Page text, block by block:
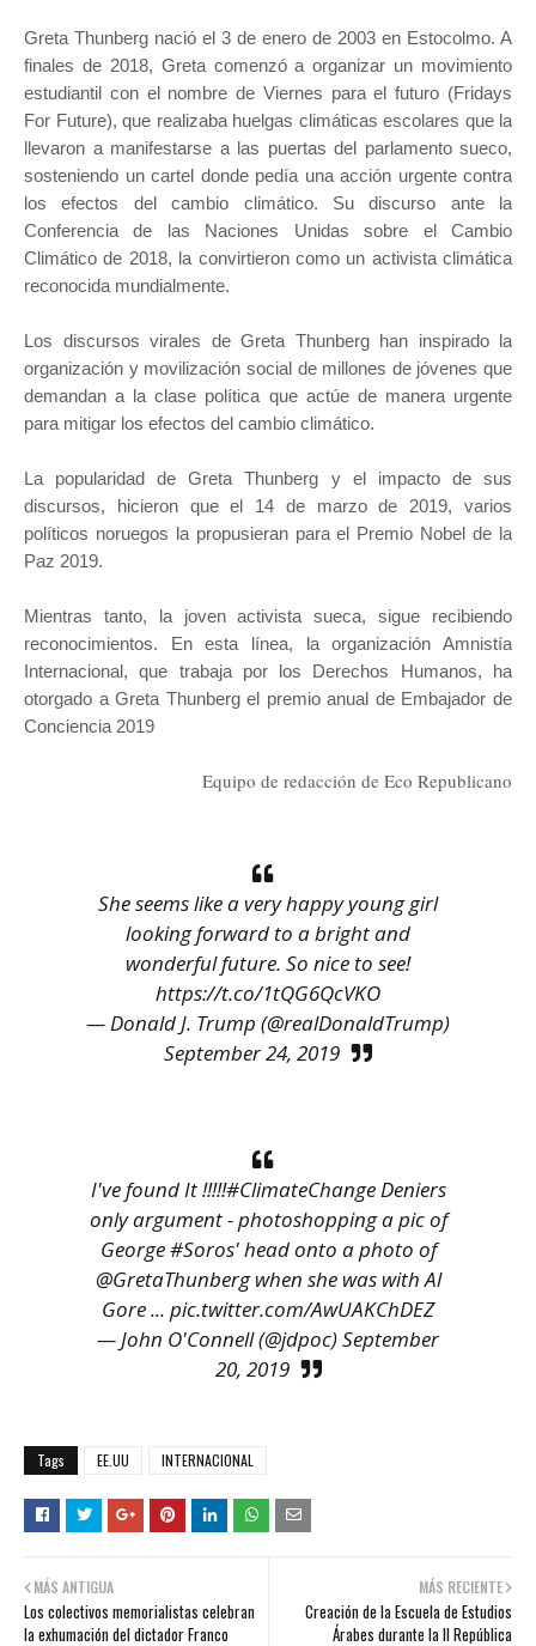
Greta Thunberg nació el 3 de enero de 2003 en Estocolmo. A
finales de 2018, Greta comenzó a organizar un movimiento
estudiantil con el nombre de Viernes para el futuro (Fridays
For Future), que realizaba huelgas climáticas escolares que la
llevaron a manifestarse a las puertas del parlamento sueco,
sosteniendo un cartel donde pedía una acción urgente contra
los efectos del cambio climático. Su discurso ante la
Conferencia de las Naciones Unidas sobre el Cambio
Climático de 2018, la convirtieron como un activista climática
reconocida mundialmente.
Los discursos virales de Greta Thunberg han inspirado la
organización y movilización social de millones de jóvenes que
demandan a la clase política que actúe de manera urgente
para mitigar los efectos del cambio climático.
La popularidad de Greta Thunberg y el impacto de sus
discursos, hicieron que el 14 de marzo de 2019, varios
políticos noruegos la propusieran para el Premio Nobel de la
Paz 2019.
Mientras tanto, la joven activista sueca, sigue recibiendo
reconocimientos. En esta línea, la organización Amnistía
Internacional, que trabaja por los Derechos Humanos, ha
otorgado a Greta Thunberg el premio anual de Embajador de
Conciencia 2019
Equipo de redacción de Eco Republicano
She seems like a very happy young girl
looking forward to a bright and
wonderful future. So nice to see!
https://t.co/1tQG6QcVKO
— Donald J. Trump (@realDonaldTrump)
September 24, 2019
I've found It !!!!!#ClimateChangeDeniers
only argument - photoshopping a pic of
George#Soros' head onto a photo of
@GretaThunbergwhen she was with Al
Gore ... pic.twitter.com/AwUAKChDEZ
— John O'Connell (@jdpoc)September
20, 2019
Tags EE.UU INTERNACIONAL
MÁS RECIENTE
Creación de la Escuela de Estudios
Árabes durante la II República
MÁS ANTIGUA
Los colectivos memorialistas celebran
la exhumación del dictador Franco